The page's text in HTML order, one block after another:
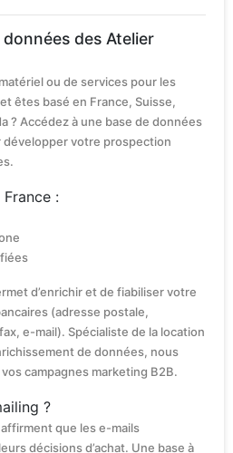
des Atelier
ou de services pour les
êtes basé en France, Suisse,
? Accédez à une base de données
votre prospection
:
d’enrichir et de fiabiliser votre
(adresse postale,
e-mail). Spécialiste de la location
de données, nous
campagnes marketing B2B.
?
que les e-mails
décisions d’achat. Une base à